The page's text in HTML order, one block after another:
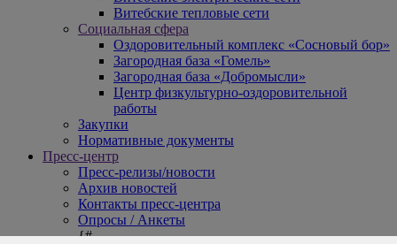
Витебские тепловые сети
Социальная сфера
Оздоровительный комплекс «Сосновый бор»
Загородная база «Гомель»
Загородная база «Добромысли»
Центр физкультурно-оздоровительной
работы
Закупки
Нормативные документы
Пресс-центр
Пресс-релизы/новости
Архив новостей
Контакты пресс-центра
Опросы / Анкеты
{#